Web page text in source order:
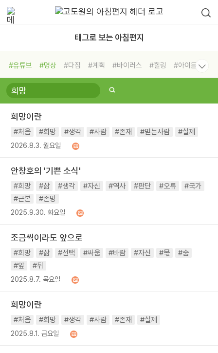
태그로 보는 아침편지
#유튜브 #명상 #다짐 #계획 #바이러스 #힐링
#아이들
#비전캠프
#독서캠프 #삶
#희망
#나눔 #친구 #링컨학교
#독서
#건강
희망이란
#처음 #희망 #생각 #사람 #존재 #믿는사람 #실제
2026.8.3. 월요일
안창호의 '기쁜 소식'
#희망 #삶 #생각 #자신 #역사 #판단 #오류
#국가
#근본
#존망
2025.9.30. 화요일
조금씩이라도 앞으로
#희망 #삶 #선택 #싸움 #바람 #자신 #몫
#숨
#앞
#뒤
2025.8.7. 목요일
희망이란
#처음 #희망 #생각 #사람 #존재 #실제
2025.8.1. 금요일